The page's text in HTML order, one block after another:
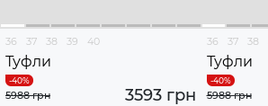
36 37 38 39 40
Туфли
3593 грн
5988 грн
36 37 38
Туфли
5988 грн